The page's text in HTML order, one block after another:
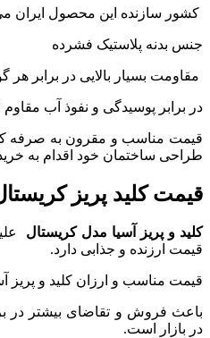
کشور سازنده این محصول ایران
جنس بدنه پلاستیک فشرده
مقاومت بسیار بالایی در برابر
در برابر پوسیدگی و نفوذ آب
قیمت مناسب و مقرون به صرفه
طراحی ساختمان خود اقدام به
قیمت کلید پریز
کلید و پریز آسیا مدل کریستال
قیمت ارزنده و جذابی دارد.
قیمت مناسب و ارزان کلید و پریز
باعث فروش و تقاضای بیشتر در
در بازار است.